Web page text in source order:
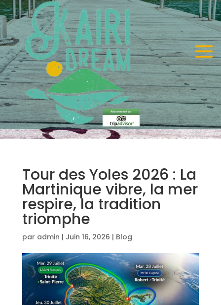
Tour des Yoles 2026 : La
Martinique vibre, la mer
respire, la tradition
triomphe
par admin | Juin 16, 2026 | Blog